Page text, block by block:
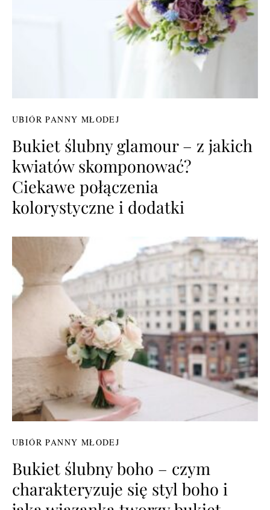
UBIÓR PANNY MŁODEJ
Bukiet ślubny glamour – z jakich
kwiatów skomponować?
Ciekawe połączenia
kolorystyczne i dodatki
UBIÓR PANNY MŁODEJ
Bukiet ślubny boho – czym
charakteryzuje się styl boho i